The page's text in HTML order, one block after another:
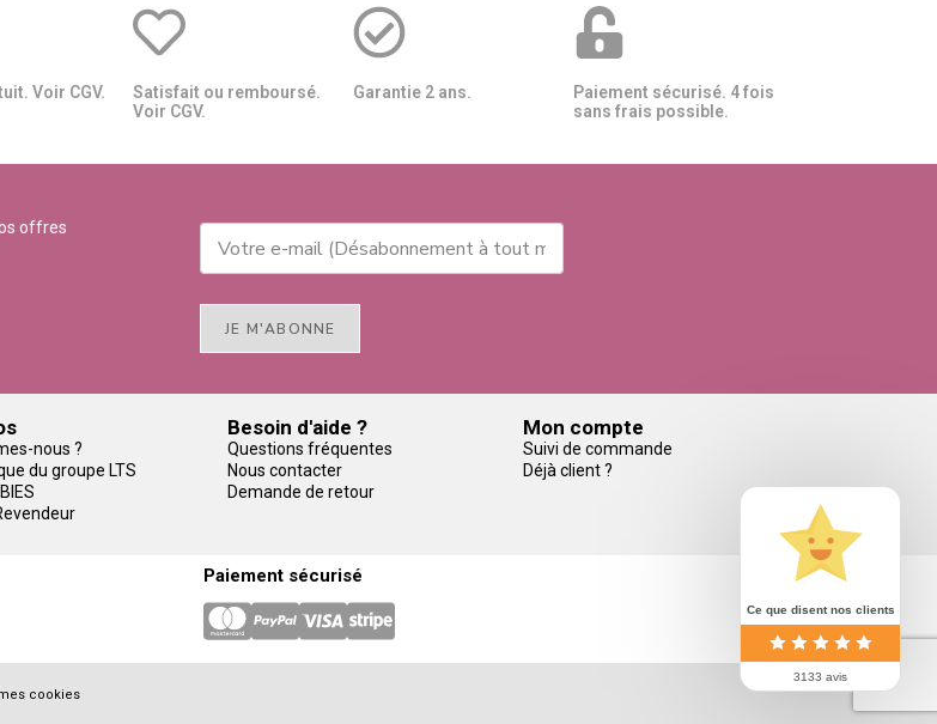
Voir CGV.
Satisfait ou remboursé.
Voir CGV.
Garantie 2 ans.
Paiement sécurisé. 4 fois
sans frais possible.
offres
JE M'ABONNE
nous ?
du groupe LTS
Besoin d'aide ?
Questions fréquentes
Nous contacter
Demande de retour
Mon compte
Suivi de commande
Déjà client ?
Paiement sécurisé
cookies
Ce que disent nos clients
3133 avis